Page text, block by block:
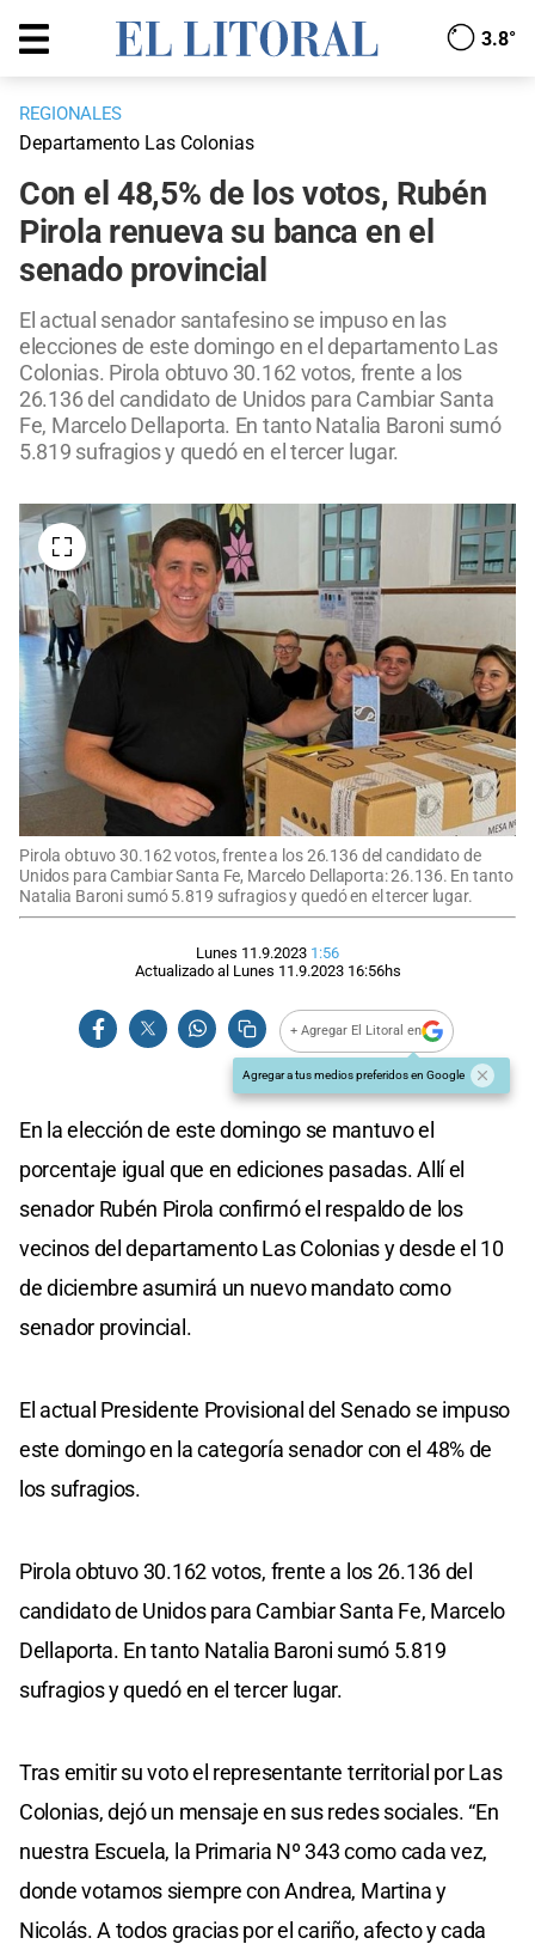
3.8°
REGIONALES
Departamento Las Colonias
Con el 48,5% de los votos, Rubén
Pirola renueva su banca en el
senado provincial
El actual senador santafesino se impuso en las
elecciones de este domingo en el departamento Las
Colonias. Pirola obtuvo 30.162 votos, frente a los
26.136 del candidato de Unidos para Cambiar Santa
Fe, Marcelo Dellaporta. En tanto Natalia Baroni sumó
5.819 sufragios y quedó en el tercer lugar.
Pirola obtuvo 30.162 votos, frente a los 26.136 del candidato de
Unidos para Cambiar Santa Fe, Marcelo Dellaporta: 26.136. En tanto
Natalia Baroni sumó 5.819 sufragios y quedó en el tercer lugar.
Lunes 11.9.2023 1:56
Actualizado al Lunes 11.9.2023 16:56hs
+ Agregar El Litoral en
Agregar a tus medios preferidos en Google
En la elección de este domingo se mantuvo el
porcentaje igual que en ediciones pasadas. Allí el
senador Rubén Pirola confirmó el respaldo de los
vecinos del departamento Las Colonias y desde el 10
de diciembre asumirá un nuevo mandato como
senador provincial.
El actual Presidente Provisional del Senado se impuso
este domingo en la categoría senador con el 48% de
los sufragios.
Pirola obtuvo 30.162 votos, frente a los 26.136 del
candidato de Unidos para Cambiar Santa Fe, Marcelo
Dellaporta. En tanto Natalia Baroni sumó 5.819
sufragios y quedó en el tercer lugar.
Tras emitir su voto el representante territorial por Las
Colonias, dejó un mensaje en sus redes sociales. “En
nuestra Escuela, la Primaria Nº 343 como cada vez,
donde votamos siempre con Andrea, Martina y
Nicolás. A todos gracias por el cariño, afecto y cada